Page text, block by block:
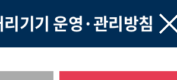
기기 운영·관리방침